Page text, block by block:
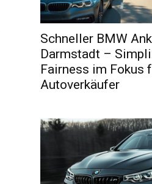
Schneller BMW
Darmstadt –
Fairness im Fokus
Autoverkäufer